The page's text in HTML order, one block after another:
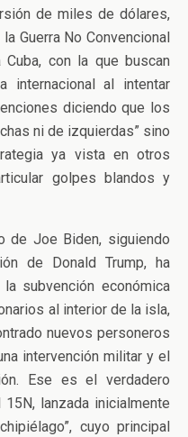
de miles de dólares,
Guerra No Convencional
con la que buscan
internacional al intentar
diciendo que los
ni de izquierdas” sino
ya vista en otros
golpes blandos y
de Joe Biden, siguiendo
de Donald Trump, ha
subvención económica
al interior de la isla,
nuevos personeros
intervención militar y el
Ese es el verdadero
lanzada inicialmente
cuyo principal